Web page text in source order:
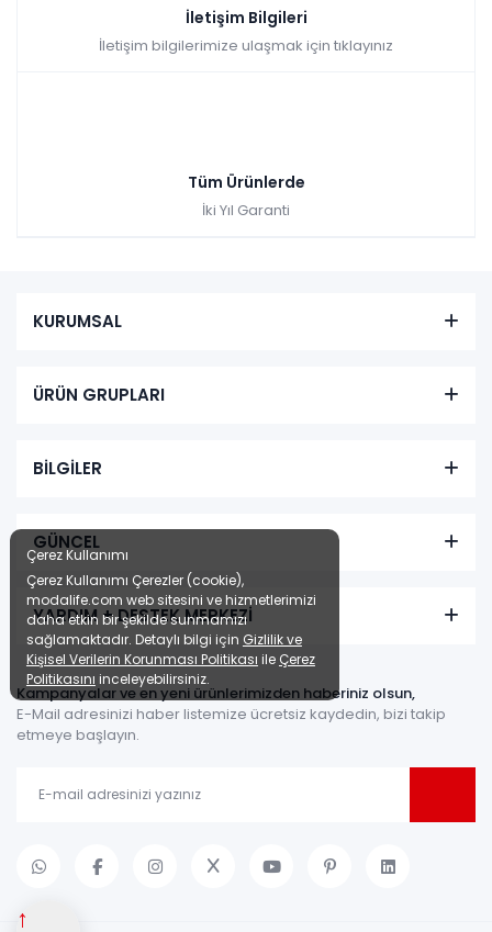
↑
İletişim Bilgileri
İletişim bilgilerimize ulaşmak için tıklayınız
Tüm Ürünlerde
İki Yıl Garanti
KURUMSAL
ÜRÜN GRUPLARI
BİLGİLER
GÜNCEL
YARDIM + DESTEK MERKEZİ
Kampanyalar ve en yeni ürünlerimizden haberiniz olsun,
E-Mail adresinizi haber listemize ücretsiz kaydedin, bizi takip
etmeye başlayın.
Çerez Kullanımı
Çerez Kullanımı Çerezler (cookie),
modalife.com web sitesini ve hizmetlerimizi
daha etkin bir şekilde sunmamızı
sağlamaktadır. Detaylı bilgi için Gizlilik ve
Kişisel Verilerin Korunması Politikası ile Çerez
Politikasını inceleyebilirsiniz.